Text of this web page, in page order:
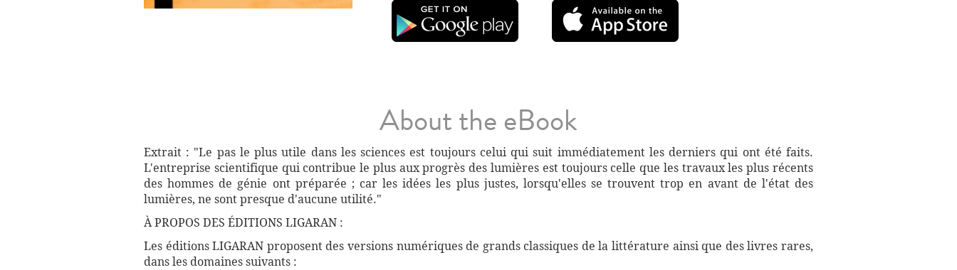
About the eBook
Extrait : "Le pas le plus utile dans les sciences est toujours celui qui suit immédiatement les derniers qui ont été faits.
L'entreprise scientifique qui contribue le plus aux progrès des lumières est toujours celle que les travaux les plus récents
des hommes de génie ont préparée ; car les idées les plus justes, lorsqu'elles se trouvent trop en avant de l'état des
lumières, ne sont presque d'aucune utilité."
À PROPOS DES ÉDITIONS LIGARAN :
Les éditions LIGARAN proposent des versions numériques de grands classiques de la littérature ainsi que des livres rares,
dans les domaines suivants :